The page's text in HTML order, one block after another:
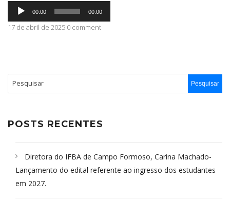
CONTATO
Tocador
áudio
00:00 00:00
17 de abril de 2025 0 comment
POSTS RECENTES
Diretora do IFBA de Campo Formoso, Carina Machado-
Lançamento do edital referente ao ingresso dos estudantes
em 2027.